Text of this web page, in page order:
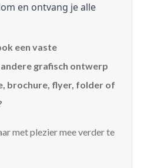
en ontvang je alle
een vaste
grafisch ontwerp
brochure, flyer, folder of
met plezier mee verder te